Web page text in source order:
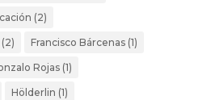
(2)
(2) Francisco Bárcenas(1)
Rojas(1)
Hölderlin (1)